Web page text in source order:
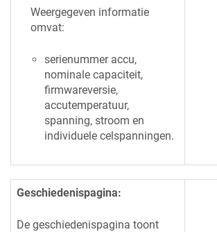
Weergegeven informatie
omvat:
serienummer accu,
nominale capaciteit,
firmwareversie,
accutemperatuur,
spanning, stroom en
individuele celspanningen.
Geschiedenispagina:
De geschiedenispagina toont